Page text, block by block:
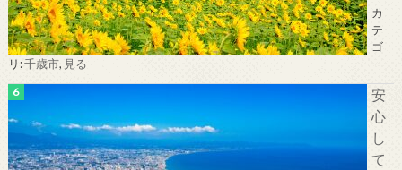
カ
テ
ゴ
リ:千歳市, 見る
安
心
し
て